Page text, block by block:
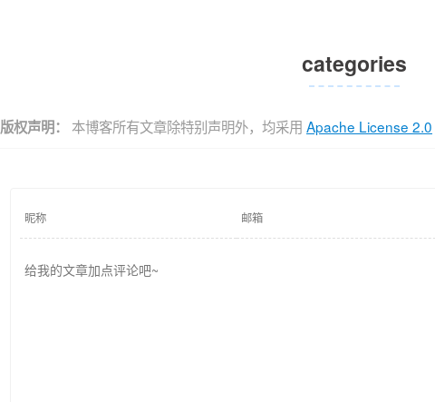
categories
版权声明： 本博客所有文章除特别声明外，均采用 Apache License 2.0